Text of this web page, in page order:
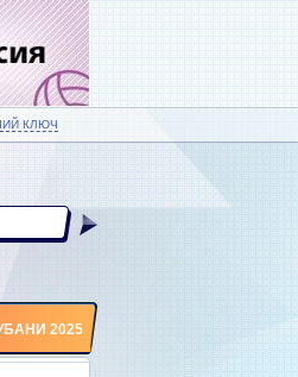
КЛЮЧ
2025